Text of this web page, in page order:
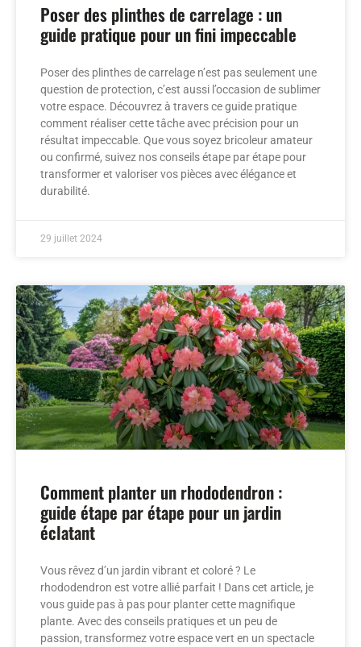
Poser des plinthes de carrelage : un
guide pratique pour un fini impeccable
Poser des plinthes de carrelage n’est pas seulement une
question de protection, c’est aussi l’occasion de sublimer
votre espace. Découvrez à travers ce guide pratique
comment réaliser cette tâche avec précision pour un
résultat impeccable. Que vous soyez bricoleur amateur
ou confirmé, suivez nos conseils étape par étape pour
transformer et valoriser vos pièces avec élégance et
durabilité.
29 juillet 2024
Comment planter un rhododendron :
guide étape par étape pour un jardin
éclatant
Vous rêvez d’un jardin vibrant et coloré ? Le
rhododendron est votre allié parfait ! Dans cet article, je
vous guide pas à pas pour planter cette magnifique
plante. Avec des conseils pratiques et un peu de
passion, transformez votre espace vert en un spectacle